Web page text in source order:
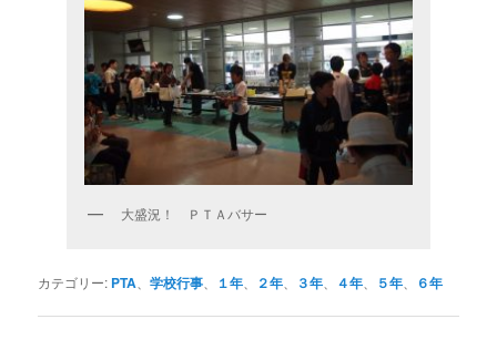
大盛況！ ＰＴＡバサー
カテゴリー: PTA 、学校行事 １年 ２年 ３年 ４年 ５年 ６年